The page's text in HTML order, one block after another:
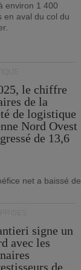
environ 1 400
en aval du col du
le chiffre
de la
de logistique
Nord Ovest
de 13,6
net a baissé de
signe un
avec les
de